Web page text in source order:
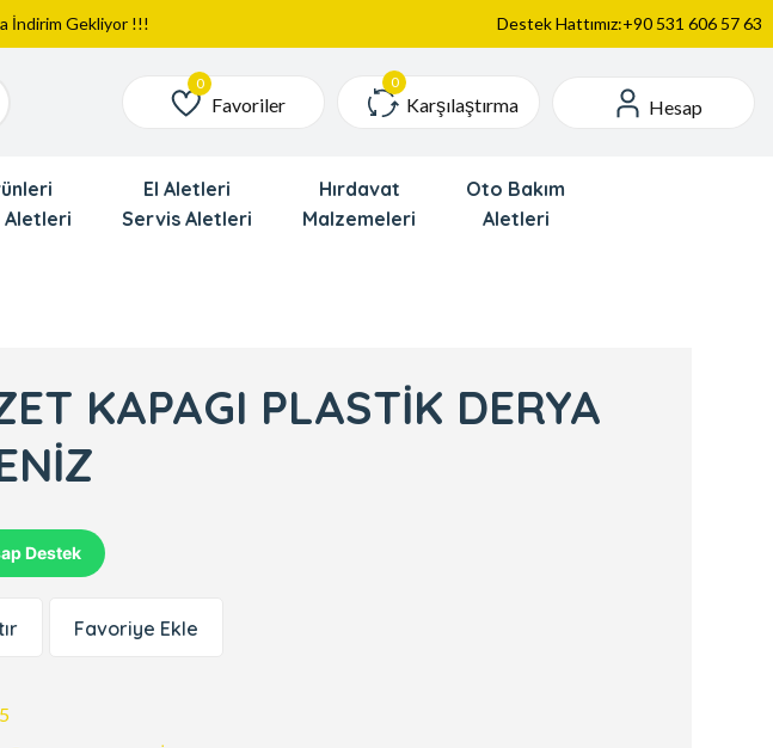
Yayında
İnceledinizmi ?
Destek Hattımız:+90 531 606 57 63
Favoriler
Favoriler Karşılaştırma Hesap
Aletleri
El Aletleri
Servis Aletleri
Hırdavat
Malzemeleri
Oto Bakım
Aletleri
KAPAGI PLASTİK DERYA
Destek
Favoriye Ekle